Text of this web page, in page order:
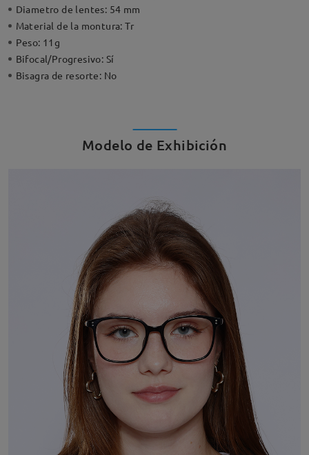
Diametro de lentes: 54 mm
Material de la montura:Tr
Peso: 11g
Bifocal/Progresivo: Sí
Bisagra de resorte: No
Modelo de Exhibición